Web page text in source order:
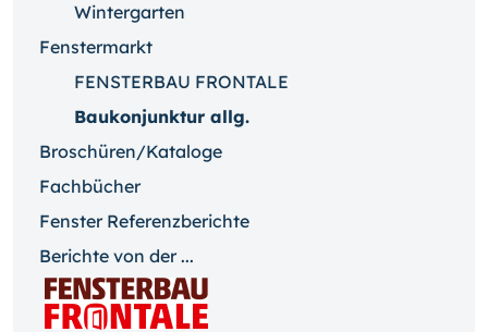
Wintergarten
Fenstermarkt
FENSTERBAU FRONTALE
Baukonjunktur allg.
Broschüren/Kataloge
Fachbücher
Fenster Referenzberichte
Berichte von der ...